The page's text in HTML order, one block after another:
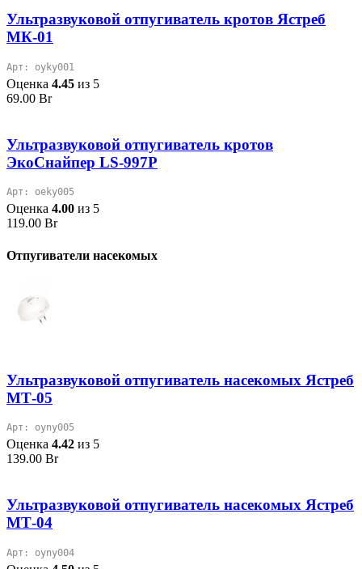
Ультразвуковой отпугиватель кротов Ястреб
МК-01
Арт: oyky001
Оценка 4.45 из 5
69.00 Br
Ультразвуковой отпугиватель кротов
ЭкоСнайпер LS-997P
Арт: oeky005
Оценка 4.00 из 5
119.00 Br
Отпугиватели насекомых
Ультразвуковой отпугиватель насекомых Ястреб
МТ-05
Арт: oyny005
Оценка 4.42 из 5
139.00 Br
Ультразвуковой отпугиватель насекомых Ястреб
МТ-04
Арт: oyny004